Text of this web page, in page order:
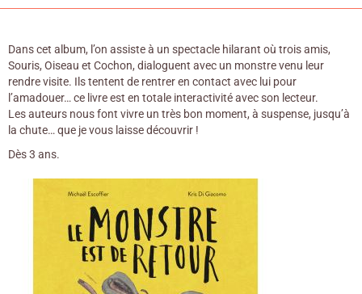
Dans cet album, l’on assiste à un spectacle hilarant où trois amis,
Souris, Oiseau et Cochon, dialoguent avec un monstre venu leur
rendre visite. Ils tentent de rentrer en contact avec lui pour
l’amadouer… ce livre est en totale interactivité avec son lecteur.
Les auteurs nous font vivre un très bon moment, à suspense, jusqu’à
la chute… que je vous laisse découvrir !
Dès 3 ans.